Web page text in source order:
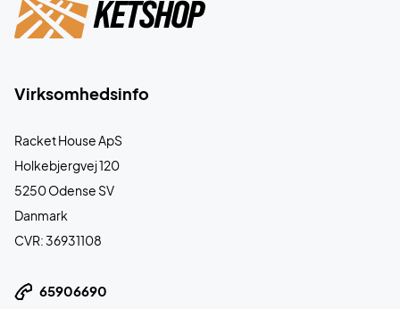
Virksomhedsinfo
Racket House ApS
Holkebjergvej 120
5250 Odense SV
Danmark
CVR: 36931108
65906690